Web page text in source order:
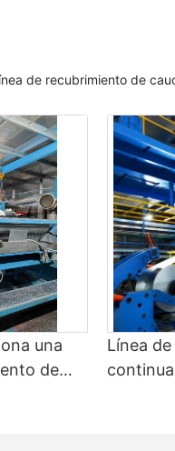
de recubrimiento de
una
de
Línea